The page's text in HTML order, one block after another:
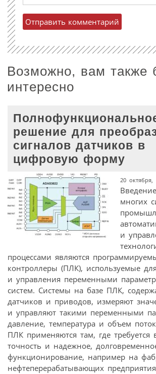
Возможно, вам также
интересно
решение для
сигналов датчиков в
цифровую форму
20 октября,
многих
и
процессами являются
контроллеры (ПЛК), используемые
и управления переменными
систем. Системы на базе ПЛК,
датчиков и приводов, измеряют
и управляют такими переменными
давление, температура и объем
ПЛК применяются там, где требуется
точность и надежное,
функционирование, например на
нефтеперерабатывающих